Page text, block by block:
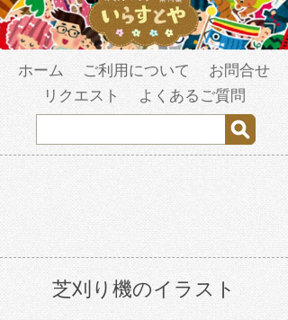
ホーム ご利用について
お問合せ
リクエスト
よくあるご質問
芝刈り機のイラスト